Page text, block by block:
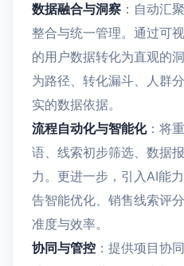
数据融合与洞察 ：自动汇
整合与统一管理。通过可
的用户数据转化为直观的
为路径、转化漏斗、人群
实的数据依据。
流程自动化与智能化：将
语、线索初步筛选、数据
力。更进一步，引入AI能
告智能优化、销售线索评
准度与效率。
协同与管控 ：提供项目协